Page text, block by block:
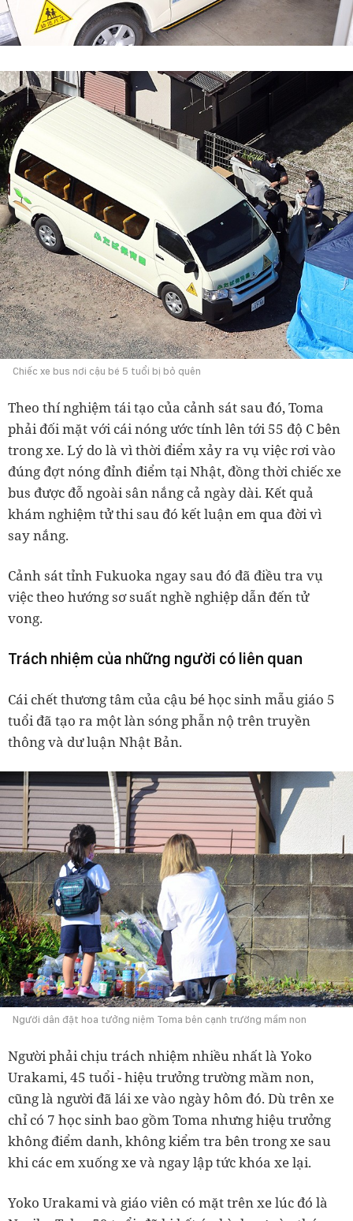
Chiếc xe bus nơi cậu bé 5 tuổi bị bỏ quên
Theo thí nghiệm tái tạo của cảnh sát sau đó, Toma
phải đối mặt với cái nóng ước tính lên tới 55 độ C bên
trong xe. Lý do là vì thời điểm xảy ra vụ việc rơi vào
đúng đợt nóng đỉnh điểm tại Nhật, đồng thời chiếc xe
bus được đỗ ngoài sân nắng cả ngày dài. Kết quả
khám nghiệm tử thi sau đó kết luận em qua đời vì
say nắng.
Cảnh sát tỉnh Fukuoka ngay sau đó đã điều tra vụ
việc theo hướng sơ suất nghề nghiệp dẫn đến tử
vong.
Trách nhiệm của những người có liên quan
Cái chết thương tâm của cậu bé học sinh mẫu giáo 5
tuổi đã tạo ra một làn sóng phẫn nộ trên truyền
thông và dư luận Nhật Bản.
Người dân đặt hoa tưởng niệm Toma bên cạnh trường mầm non
Người phải chịu trách nhiệm nhiều nhất là Yoko
Urakami, 45 tuổi - hiệu trưởng trường mầm non,
cũng là người đã lái xe vào ngày hôm đó. Dù trên xe
chỉ có 7 học sinh bao gồm Toma nhưng hiệu trưởng
không điểm danh, không kiểm tra bên trong xe sau
khi các em xuống xe và ngay lập tức khóa xe lại.
Yoko Urakami và giáo viên có mặt trên xe lúc đó là